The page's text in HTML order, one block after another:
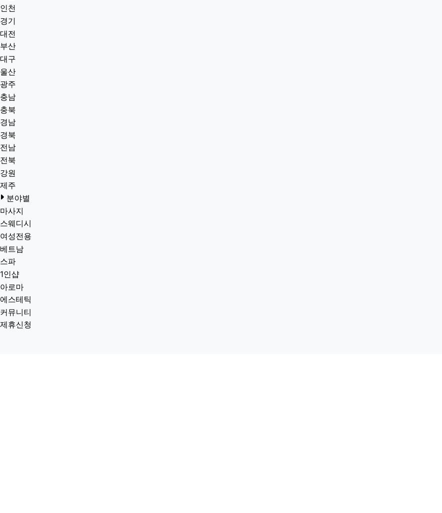
인천
경기
대전
부산
대구
울산
광주
충남
충북
경남
경북
전남
전북
강원
제주
분야별
마사지
스웨디시
여성전용
베트남
스파
1인샵
아로마
에스테틱
커뮤니티
제휴신청